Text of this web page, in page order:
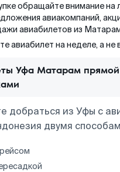
обращайте внимание на
авиакомпаний,
авиабилетов из
авиабилет на неделе, а не
Уфа Матарам
добраться из Уфы с
двумя